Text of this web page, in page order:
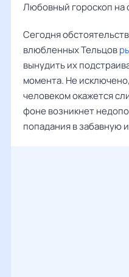
Любовный гороскоп на
Сегодня
влюбленных Тельцов
вынудить их
момента. Не
человеком окажется
фоне возникнет
попадания в забавную